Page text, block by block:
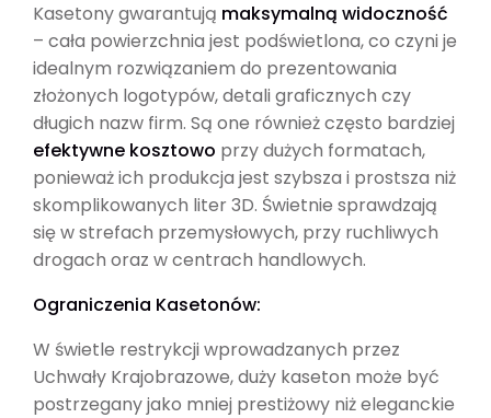
Kasetony gwarantują maksymalną widoczność
– cała powierzchnia jest podświetlona, co czyni je
idealnym rozwiązaniem do prezentowania
złożonych logotypów, detali graficznych czy
długich nazw firm. Są one również często bardziej
efektywne kosztowo przy dużych formatach,
ponieważ ich produkcja jest szybsza i prostsza niż
skomplikowanych liter 3D. Świetnie sprawdzają
się w strefach przemysłowych, przy ruchliwych
drogach oraz w centrach handlowych.
Ograniczenia Kasetonów:
W świetle restrykcji wprowadzanych przez
Uchwały Krajobrazowe, duży kaseton może być
postrzegany jako mniej prestiżowy niż eleganckie